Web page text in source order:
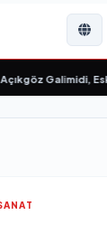
Galimidi,